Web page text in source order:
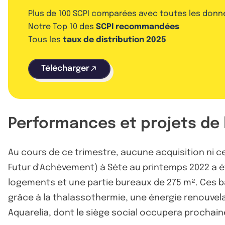
Plus de 100 SCPI comparées avec toutes les
Notre Top 10 des SCPI recommandées
Tous les taux de distribution 2025
Télécharger
Performances et projets de
Au cours de ce trimestre, aucune acquisition ni
Futur d'Achèvement) à Sète au printemps 2022 a
logements et une partie bureaux de 275 m².
grâce à la thalassothermie, une énergie
Aquarelia, dont le siège social occupera